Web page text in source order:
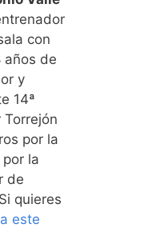
con
años de
y
14ª
Torrejón
por la
por la
de
quieres
este